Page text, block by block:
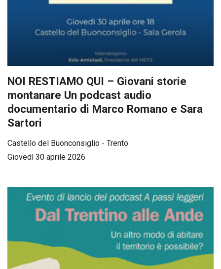
NOI RESTIAMO QUI – Giovani storie
montanare Un podcast audio
documentario di Marco Romano e Sara
Sartori
Castello del Buonconsiglio - Trento
Giovedì 30 aprile 2026